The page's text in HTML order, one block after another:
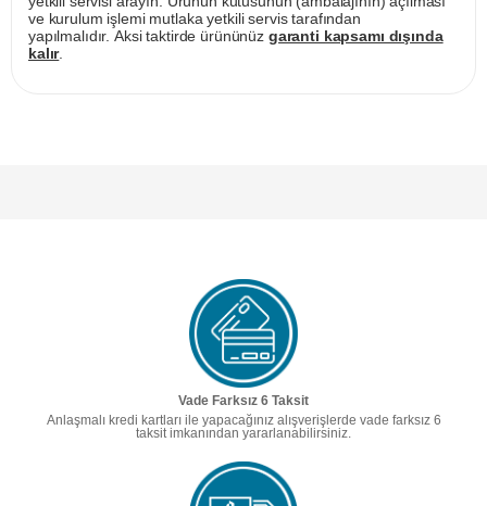
ve kurulum işlemi mutlaka yetkili servis tarafından
yapılmalıdır. Aksi taktirde ürününüz garanti kapsamı dışında
kalır.
Vade Farksız 6 Taksit
Anlaşmalı kredi kartları ile yapacağınız alışverişlerde vade farksız 6
taksit imkanından yararlanabilirsiniz.